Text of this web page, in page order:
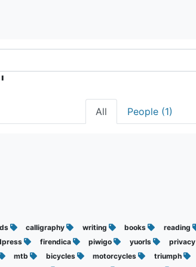
All People (1)
calligraphy writing books reading
firendica piwigo yuorls privacy
mtb
bicycles motorcycles triumph